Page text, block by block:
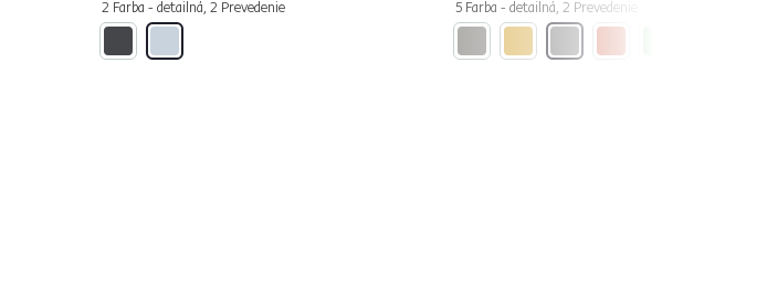
2 Farba - detailná, 2 Prevedenie 5 Farba - detailná, 2 Prevedenie